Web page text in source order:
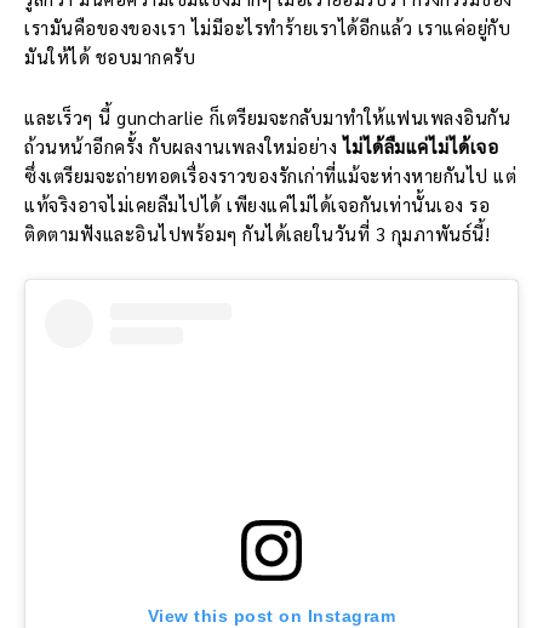
เรามันคือของของเรา ไม่มีอะไรทำร้ายเราได้อีกแล้ว เราแค่อยู่กับ
มันให้ได้ ชอบมากครับ
และเร็วๆ นี้ guncharlie ก็เตรียมจะกลับมาทำให้แฟนเพลงอินกัน
ถ้วนหน้าอีกครั้ง กับผลงานเพลงใหม่อย่าง ไม่ได้ลืมแค่ไม่ได้เจอ
ซึ่งเตรียมจะถ่ายทอดเรื่องราวของรักเก่าที่แม้จะห่างหายกันไป แต่
แท้จริงอาจไม่เคยลืมไปได้ เพียงแค่ไม่ได้เจอกันเท่านั้นเอง รอ
ติดตามฟังและอินไปพร้อมๆ กันได้เลยในวันที่ 3 กุมภาพันธ์นี้!
View this post on Instagram